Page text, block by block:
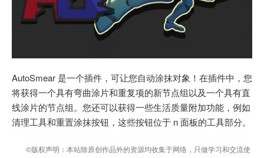
AutoSmear 是一个插件，可让您自动涂抹对象！在插件中，您
将获得一个具有弯曲涂片和重复项的新节点组以及一个具有直
线涂片的节点组。您还可以获得一些生活质量附加功能，例如
清理工具和重置涂抹按钮，这些按钮位于 n 面板的工具部分。
©版权声明：本站除原创作品外的资源均收集于网络，只做学习和交流使